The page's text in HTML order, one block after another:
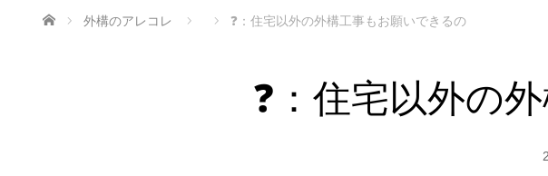
ホーム 外構のアレコレ ❓：住宅以外の外構工事もお願いできるの
❓：住宅以外の